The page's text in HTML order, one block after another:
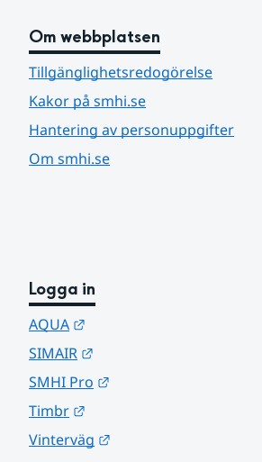
Om webbplatsen
Tillgänglighetsredogörelse
Kakor på smhi.se
Hantering av personuppgifter
Om smhi.se
Logga in
AQUA
SIMAIR
SMHI Pro
Timbr
Vinterväg